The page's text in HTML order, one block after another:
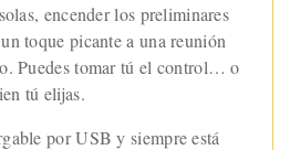
encender los preliminares
toque picante a una reunión
Puedes tomar tú el control… o
tú elijas.
por USB y siempre está